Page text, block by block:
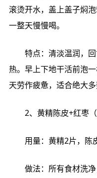
滚烫开水，盖上盖子焖
一整天慢慢喝。
特点：清淡温润，
热。早上下地干活前泡
天劳作疲惫，适合绝大多
2、黄精陈皮+红枣
用量：黄精2片，陈
做法：所有食材洗